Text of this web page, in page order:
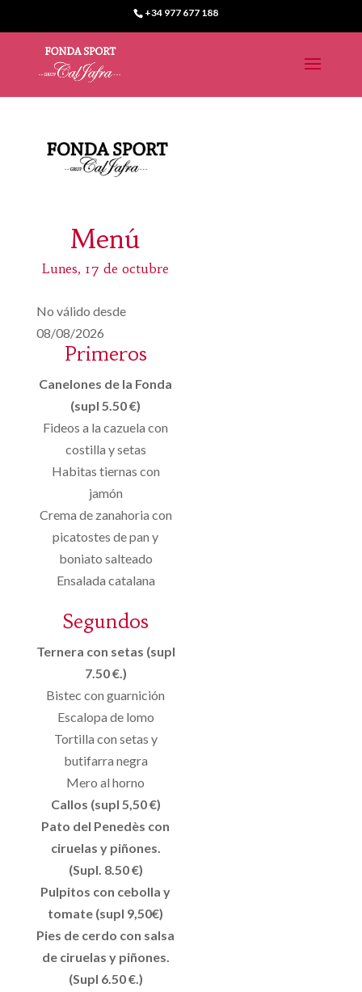
+34 977 677 188
Menú
Lunes, 17 de octubre
No válido desde
08/08/2026
Primeros
Canelones de la Fonda
(supl 5.50 €)
Fideos a la cazuela con
costilla y setas
Habitas tiernas con
jamón
Crema de zanahoria con
picatostes de pan y
boniato salteado
Ensalada catalana
Segundos
Ternera con setas (supl
7.50 €.)
Bistec con guarnición
Escalopa de lomo
Tortilla con setas y
butifarra negra
Mero al horno
Callos (supl 5,50 €)
Pato del Penedès con
ciruelas y piñones.
(Supl. 8.50 €)
Pulpitos con cebolla y
tomate (supl 9,50€)
Pies de cerdo con salsa
de ciruelas y piñones.
(Supl 6.50 €.)